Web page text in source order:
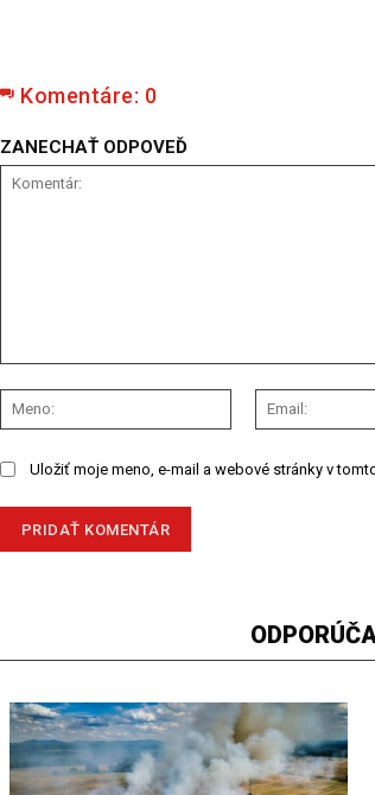
Komentáre: 0
ZANECHAŤ ODPOVEĎ
Meno:
Uložiť moje meno, e-mail a webové stránky v